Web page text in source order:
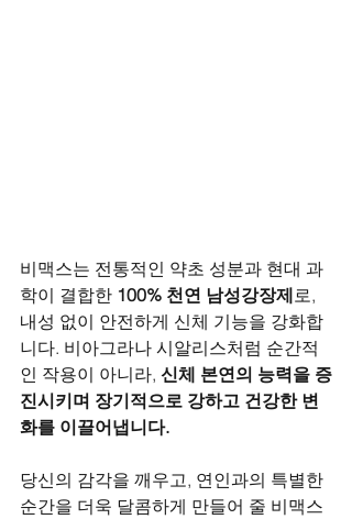
비맥스는 전통적인 약초 성분과 현대 과
학이 결합한 100% 천연 남성강장제 로,
내성 없이 안전하게 신체 기능을 강화합
니다. 비아그라나 시알리스처럼 순간적
인 작용이 아니라, 신체 본연의 능력을 증
진시키며 장기적으로 강하고 건강한 변
화를 이끌어냅니다.
당신의 감각을 깨우고, 연인과의 특별한
순간을 더욱 달콤하게 만들어 줄 비맥스